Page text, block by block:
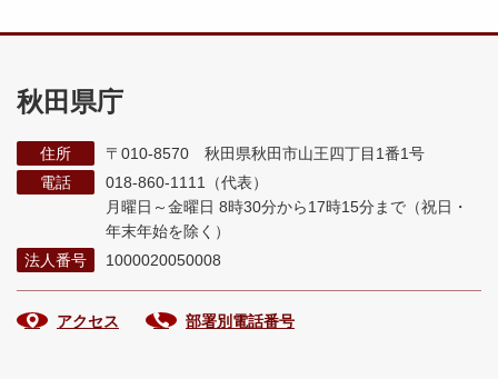
秋田県庁
住所
〒010-8570 秋田県秋田市山王四丁目1番1号
電話
018-860-1111（代表）
月曜日～金曜日 8時30分から17時15分まで （祝日・
年末年始を除く）
法人番号
1000020050008
アクセス 部署別電話番号